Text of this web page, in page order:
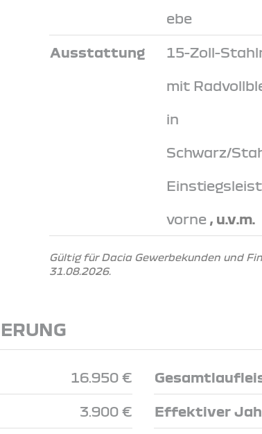
ebe
Ausstattung 15-Zoll-
mit
in
Schwarz/
vorne , u.v.m.
Gültig für Dacia Gewerbekunden und
31.08.2026.
16.950 €
3.900 € Effektiver